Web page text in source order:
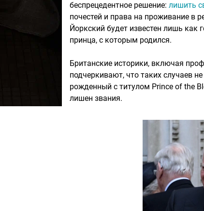
беспрецедентное решение: лишить
почестей и права на проживание в
Йоркский будет известен лишь как
принца, с которым родился.
Британские историки, включая
подчеркивают, что таких случаев
рожденный с титулом Prince of the
лишен звания.